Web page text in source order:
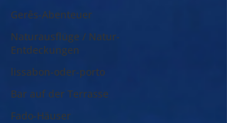
Gerês-Abenteuer
Naturausflüge / Natur-
Entdeckungen
lissabon-oder-porto
Bar auf der Terrasse
Fado-Häuser